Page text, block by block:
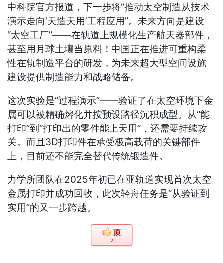
中科院官方报道，下一步将“推动太空制造从技术
演示走向‘天造天用’工程应用”。未来方向是建设
“太空工厂”——在轨道上规模化生产航天器部件，
甚至用月球土壤当原料！中国正在推进可重构柔
性在轨制造平台的研发，为未来超大型空间设施
建设提供制造能力和战略储备。
这次实验是“过程演示”——验证了在太空环境下金
属可以被精确熔化并按预设路径沉积成型。从“能
打印”到“打印出的零件能上天用”，还需要持续攻
关。而且3D打印件在承受极高载荷的关键部件
上，目前还不能完全替代传统锻造件。
力学所团队在2025年初已在亚轨道实现首次太空
金属打印并成功回收，此次轻舟任务是“从验证到
实用”的又一步跨越。
2